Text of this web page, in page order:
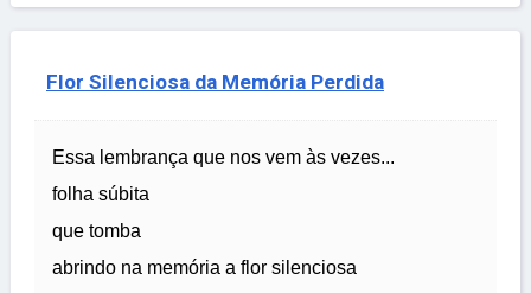
Flor Silenciosa da Memória Perdida
Essa lembrança que nos vem às vezes...
folha súbita
que tomba
abrindo na memória a flor silenciosa